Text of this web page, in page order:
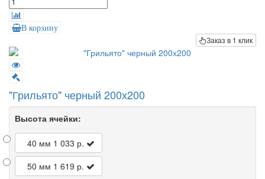
В корзину
Заказ в 1 клик
"Грильято" черный 200х200
Высота ячейки:
40 мм 1 033 р.
50 мм 1 619 р.